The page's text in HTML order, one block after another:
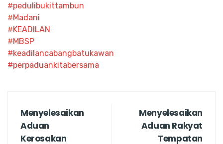
#pedulibukittambun
#Madani
#KEADILAN
#MBSP
#keadilancabangbatukawan
#perpaduankitabersama
Menyelesaikan
Aduan
Kerosakan
Menyelesaikan
Aduan Rakyat
Tempatan